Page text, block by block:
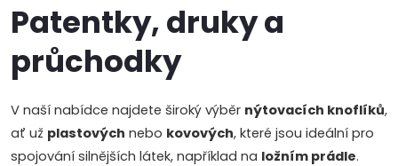
Patentky, druky a
průchodky
V naší nabídce najdete široký výběr nýtovacích knoflíků,
ať už plastových nebo kovových, které jsou ideální pro
spojování silnějších látek, například na ložním prádle.